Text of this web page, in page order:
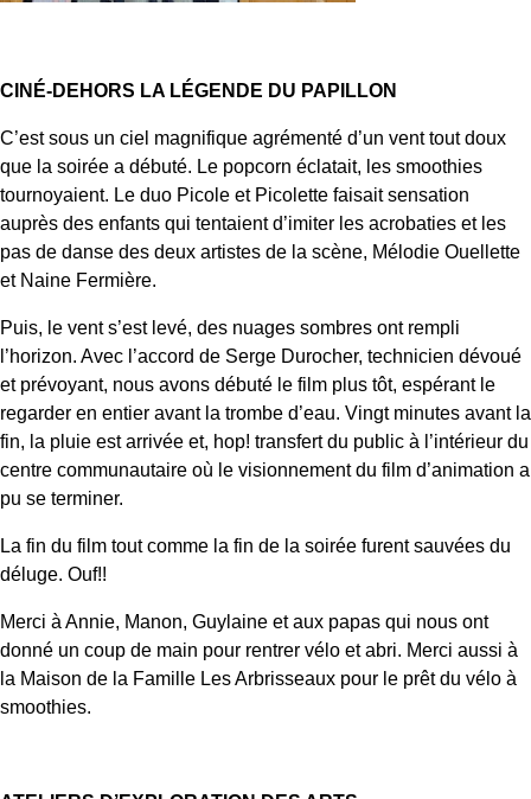
CINÉ-DEHORS LA LÉGENDE DU PAPILLON
C’est sous un ciel magnifique agrémenté d’un vent tout doux
que la soirée a débuté. Le popcorn éclatait, les smoothies
tournoyaient. Le duo Picole et Picolette faisait sensation
auprès des enfants qui tentaient d’imiter les acrobaties et les
pas de danse des deux artistes de la scène, Mélodie Ouellette
et Naine Fermière.
Puis, le vent s’est levé, des nuages sombres ont rempli
l’horizon. Avec l’accord de Serge Durocher, technicien dévoué
et prévoyant, nous avons débuté le film plus tôt, espérant le
regarder en entier avant la trombe d’eau. Vingt minutes avant la
fin, la pluie est arrivée et, hop! transfert du public à l’intérieur du
centre communautaire où le visionnement du film d’animation a
pu se terminer.
La fin du film tout comme la fin de la soirée furent sauvées du
déluge. Ouf!!
Merci à Annie, Manon, Guylaine et aux papas qui nous ont
donné un coup de main pour rentrer vélo et abri. Merci aussi à
la Maison de la Famille Les Arbrisseaux pour le prêt du vélo à
smoothies.